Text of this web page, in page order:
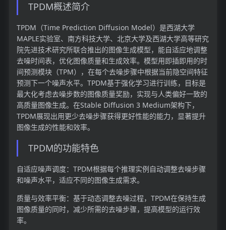
TPDM概述简介
TPDM（Time Prediction Diffusion Model）是西湖大学
MAPLE实验室、南方科技大学、北京大学及西湖大学高等研究
院先进技术研究所联合推出的图像生成模型，能自适应地调整
去噪时间表，优化图像质量和生成效率。模型用即插即用的时
间预测模块（TPM），在每个去噪步骤中根据当前隐空间特征
预测下一个噪声水平。TPDM基于强化学习进行训练，目标是
最大化考虑去噪步数的图像质量奖励，实现与人类偏好一致的
高质量图像生成。在Stable Diffusion 3 Medium架构下，
TPDM展现出用更少去噪步骤获得更好性能的能力，显著提升
图像生成的性能和效率。
TPDM的功能特色
自适应噪声调度：TPDM根据每个推理实例自动调整去噪步骤
和噪声水平，适应不同的图像生成需求。
质量与效率平衡：基于动态调整去噪过程，TPDM在保持生成
图像质量的同时，减少所需的去噪步骤，提高模型的运行效
率。